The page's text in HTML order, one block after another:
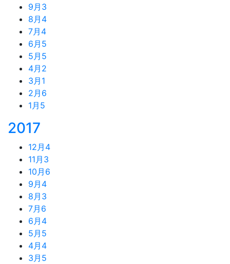
9月 3
8月 4
7月 4
6月 5
5月 5
4月 2
3月 1
2月 6
1月 5
2017
12月 4
11月 3
10月 6
9月 4
8月 3
7月 6
6月 4
5月 5
4月 4
3月 5